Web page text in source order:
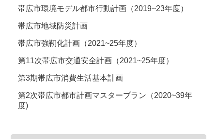
帯広市環境モデル都市行動計画（2019~23年度）
帯広市地域防災計画
帯広市強靭化計画（2021~25年度）
第11次帯広市交通安全計画（2021~25年度）
第3期帯広市消費生活基本計画
第2次帯広市都市計画マスタープラン（2020~39年
度)